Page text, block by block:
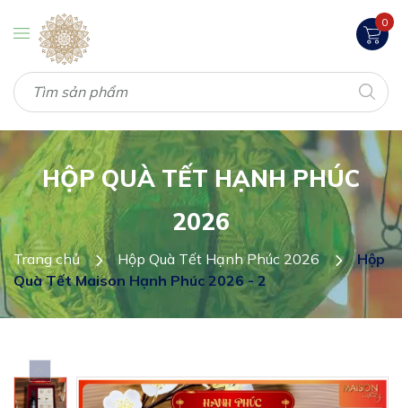
0
HỘP QUÀ TẾT HẠNH PHÚC
2026
Trang chủ Hộp Quà Tết Hạnh Phúc 2026
Hộp
Quà Tết Maison Hạnh Phúc 2026 - 2